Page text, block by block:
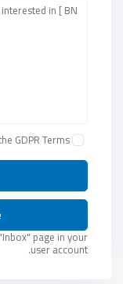
GDPR Terms
page in your
user account.